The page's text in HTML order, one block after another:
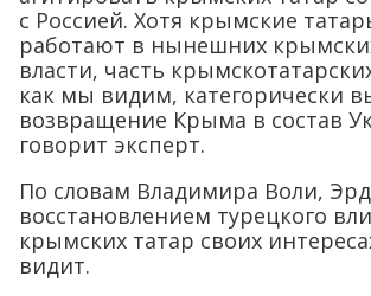
с Россией. Хотя крымские
работают в нынешних
власти, часть
как мы видим, категорически
возвращение Крыма в состав
говорит эксперт.
По словам Владимира Воли,
восстановлением турецкого
крымских татар своих
видит.